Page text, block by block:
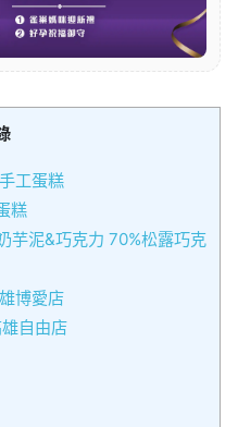
工蛋糕
糕
芋泥&巧克力 70%松露巧克
博愛店
自由店